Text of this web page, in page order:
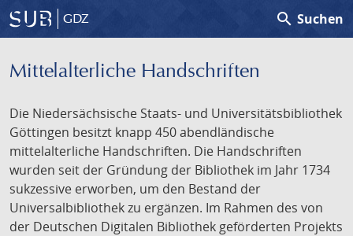
GDZ search Suchen
Mittelalterliche Handschriften
Die Niedersächsische Staats- und Universitätsbibliothek
Göttingen besitzt knapp 450 abendländische
mittelalterliche Handschriften. Die Handschriften
wurden seit der Gründung der Bibliothek im Jahr 1734
sukzessive erworben, um den Bestand der
Universalbibliothek zu ergänzen. Im Rahmen des von
der Deutschen Digitalen Bibliothek geförderten Projekts